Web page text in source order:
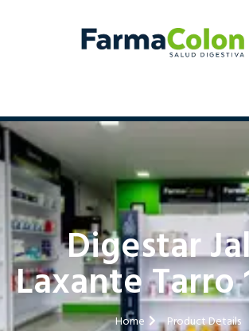
Digestar
Laxante Tarro
Home Product Details